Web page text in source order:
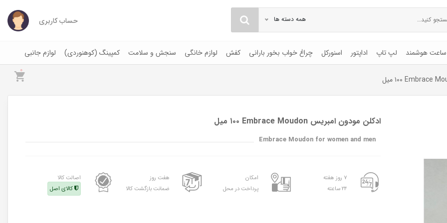
همه دسته ها حساب کاربری
ساعت هوشمند لپ تاپ اداپتور اسنورکل چراغ خواب بخور بارانی کفش لوازم خانگی سنجش و سلامت کمپینگ (کوهنوردی) لوازم جانبی
0
ادکلن مودون امبریس Embrace Moudon ١٠٠ میل
Embrace Moudon for women and men
۷ روز هفته
۲۴ ساعته
امکان
پرداخت در محل
هفت روز
ضمانت بازگشت کالا
اصالت کالا
کالای اصل